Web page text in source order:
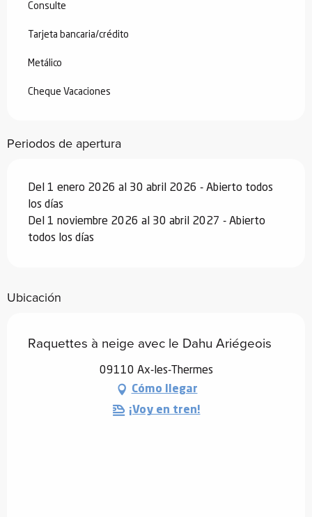
Consulte
Tarjeta bancaria/crédito
Metálico
Cheque Vacaciones
Periodos de apertura
Del 1 enero 2026 al 30 abril 2026 - Abierto todos
los días
Del 1 noviembre 2026 al 30 abril 2027 - Abierto
todos los días
Ubicación
Raquettes à neige avec le Dahu Ariégeois
09110 Ax-les-Thermes
Cómo llegar
¡Voy en tren!